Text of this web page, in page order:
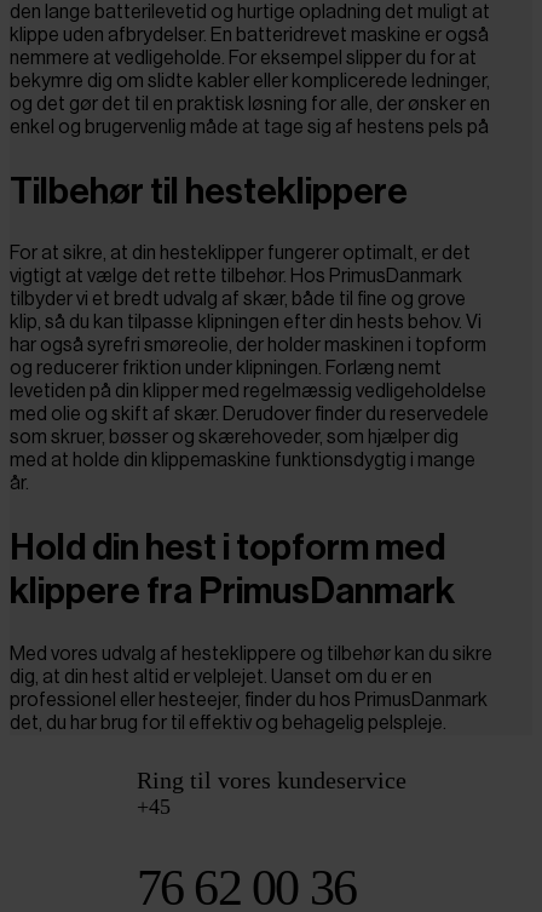
den lange batterilevetid og hurtige opladning det muligt at
klippe uden afbrydelser. En batteridrevet maskine er også
nemmere at vedligeholde. For eksempel slipper du for at
bekymre dig om slidte kabler eller komplicerede ledninger,
og det gør det til en praktisk løsning for alle, der ønsker en
enkel og brugervenlig måde at tage sig af hestens pels på
Tilbehør til hesteklippere
For at sikre, at din hesteklipper fungerer optimalt, er det
vigtigt at vælge det rette tilbehør. Hos PrimusDanmark
tilbyder vi et bredt udvalg af skær, både til fine og grove
klip, så du kan tilpasse klipningen efter din hests behov. Vi
har også syrefri smøreolie, der holder maskinen i topform
og reducerer friktion under klipningen. Forlæng nemt
levetiden på din klipper med regelmæssig vedligeholdelse
med olie og skift af skær. Derudover finder du reservedele
som skruer, bøsser og skærehoveder, som hjælper dig
med at holde din klippemaskine funktionsdygtig i mange
år.
Hold din hest i topform med
klippere fra PrimusDanmark
Med vores udvalg af hesteklippere og tilbehør kan du sikre
dig, at din hest altid er velplejet. Uanset om du er en
professionel eller hesteejer, finder du hos PrimusDanmark
det, du har brug for til effektiv og behagelig pelspleje.
Ring til vores kundeservice
+45
76 62 00 36